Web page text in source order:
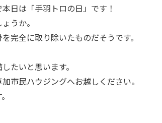
日は「手羽トロの日」です！
うか。
完全に取り除いたものだそうです。
たいと思います。
市民ハウジングへお越しください。